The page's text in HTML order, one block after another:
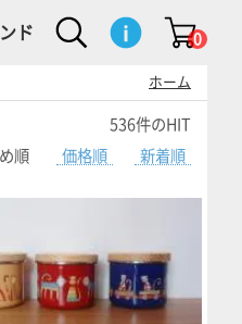
ド 0
ホーム
536件のHIT
順
価格順 新着順